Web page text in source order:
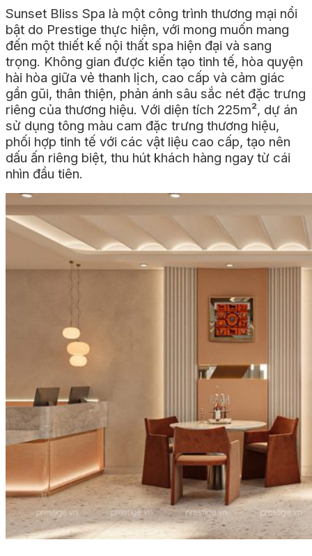
Sunset Bliss Spa là một công trình thương mại nổi
bật do Prestige thực hiện, với mong muốn mang
đến một thiết kế nội thất spa hiện đại và sang
trọng. Không gian được kiến tạo tinh tế, hòa quyện
hài hòa giữa vẻ thanh lịch, cao cấp và cảm giác
gần gũi, thân thiện, phản ánh sâu sắc nét đặc trưng
riêng của thương hiệu. Với diện tích 225m², dự án
sử dụng tông màu cam đặc trưng thương hiệu,
phối hợp tinh tế với các vật liệu cao cấp, tạo nên
dấu ấn riêng biệt, thu hút khách hàng ngay từ cái
nhìn đầu tiên.